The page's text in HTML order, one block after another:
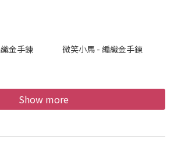
金手鍊 微笑小馬 - 編織金手鍊
Show more